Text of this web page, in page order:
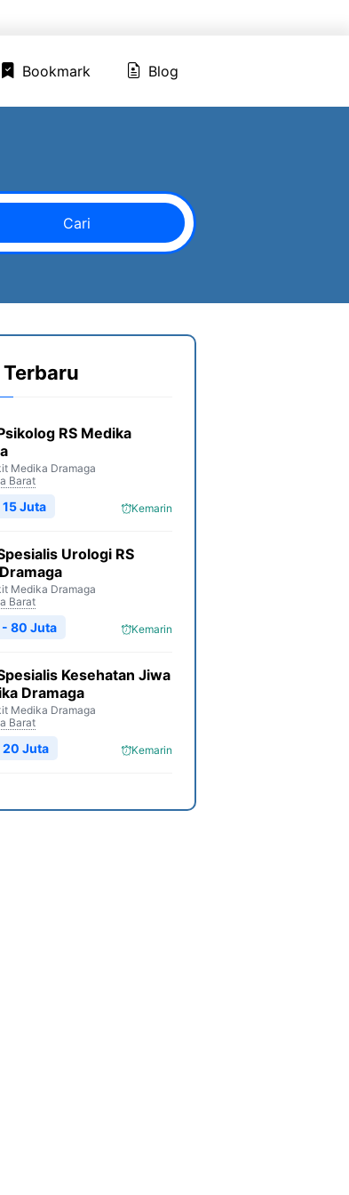
Bookmark Blog
Cari
RS Medika
Medika Dramaga
Barat
Kemarin
Juta
Urologi RS
Medika Dramaga
Barat
Kemarin
80 Juta
Kesehatan Jiwa
Dramaga
Medika Dramaga
Barat
Kemarin
20 Juta